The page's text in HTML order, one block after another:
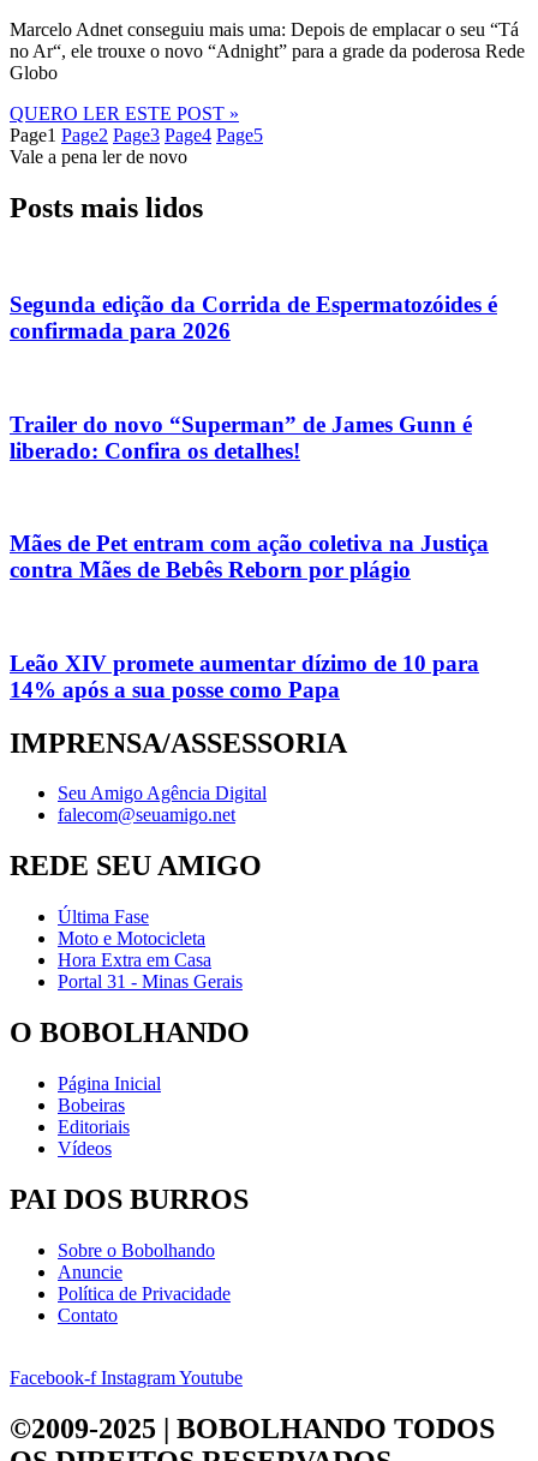
Marcelo Adnet conseguiu mais uma: Depois de emplacar o seu “Tá
no Ar“, ele trouxe o novo “Adnight” para a grade da poderosa Rede
Globo
QUERO LER ESTE POST »
Page1 Page2 Page3 Page4 Page5
Vale a pena ler de novo
Posts mais lidos
Segunda edição da Corrida de Espermatozóides é
confirmada para 2026
Trailer do novo “Superman” de James Gunn é
liberado: Confira os detalhes!
Mães de Pet entram com ação coletiva na Justiça
contra Mães de Bebês Reborn por plágio
Leão XIV promete aumentar dízimo de 10 para
14% após a sua posse como Papa
IMPRENSA/ASSESSORIA
Seu Amigo Agência Digital
falecom@seuamigo.net
REDE SEU AMIGO
Última Fase
Moto e Motocicleta
Hora Extra em Casa
Portal 31 - Minas Gerais
O BOBOLHANDO
Página Inicial
Bobeiras
Editoriais
Vídeos
PAI DOS BURROS
Sobre o Bobolhando
Anuncie
Política de Privacidade
Contato
Facebook-f InstagramYoutube
©2009-2025 | BOBOLHANDO TODOS